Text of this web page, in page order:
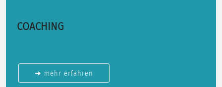
COACHING
➜ mehr erfahren